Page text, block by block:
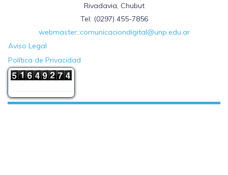
Rivadavia, Chubut
Tel: (0297) 455-7856
webmaster::comunicaciondigital@unp.edu.ar
Aviso Legal
Política de Privacidad